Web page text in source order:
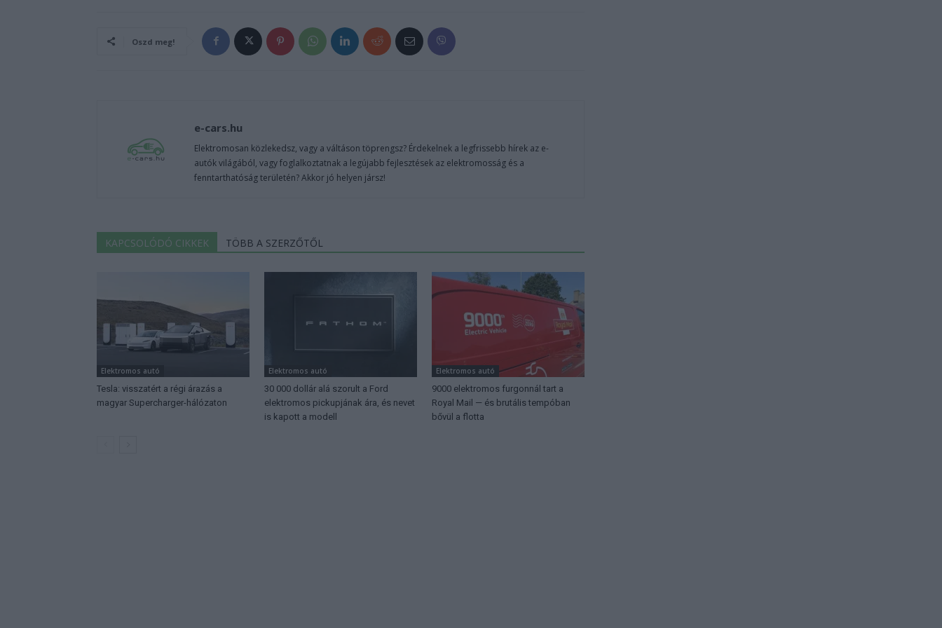
Oszd meg!
e-cars.hu
Elektromosan közlekedsz, vagy a váltáson töprengsz? Érdekelnek a legfrissebb hírek az e-
autók világából, vagy foglalkoztatnak a legújabb fejlesztések az elektromosság és a
fenntarthatóság területén? Akkor jó helyen jársz!
KAPCSOLÓDÓ CIKKEK TÖBB A SZERZŐTŐL
Elektromos autó
Tesla: visszatért a régi árazás a
magyar Supercharger-hálózaton
Elektromos autó
30 000 dollár alá szorult a Ford
elektromos pickupjának ára, és nevet
is kapott a modell
Elektromos autó
9000 elektromos furgonnál tart a
Royal Mail — és brutális tempóban
bővül a flotta